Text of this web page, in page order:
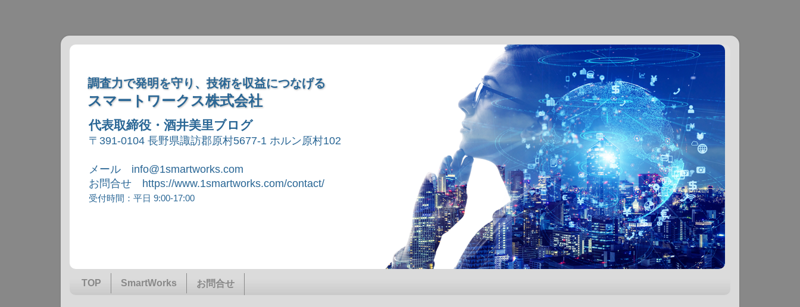
調査力で発明を守り、技術を収益につなげる
スマートワークス株式会社
代表取締役・酒井美里ブログ
〒391-0104 長野県諏訪郡原村5677-1 ホルン原村102
メール info@1smartworks.com
お問合せ https://www.1smartworks.com/contact/
受付時間：平日 9:00-17:00
TOP SmartWorks お問合せ